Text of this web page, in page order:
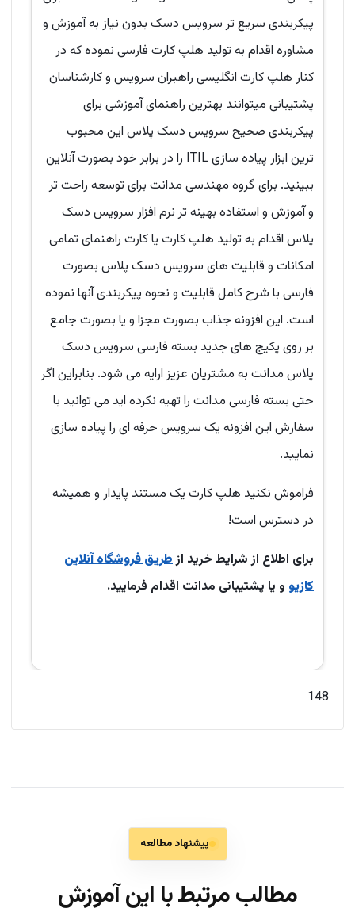
پیکربندی سریع تر سرویس دسک بدون نیاز به آموزش و
مشاوره اقدام به تولید هلپ کارت فارسی نموده که در
کنار هلپ کارت انگلیسی راهبران سرویس و کارشناسان
پشتیبانی میتوانند بهترین راهنمای آموزشی برای
پیکربندی صحیح سرویس دسک پلاس این محبوب
ترین ابزار پیاده سازی ITIL را در برابر خود بصورت آنلاین
ببینید. برای گروه مهندسی مدانت برای توسعه راحت تر
و آموزش و استفاده بهینه تر نرم افزار سرویس دسک
پلاس اقدام به تولید هلپ کارت یا کارت راهنمای تمامی
امکانات و قابلیت های سرویس دسک پلاس بصورت
فارسی با شرح کامل قابلیت و نحوه پیکربندی آنها نموده
است. این افزونه جذاب بصورت مجزا و یا بصورت جامع
بر روی پکیج های جدید بسته فارسی سرویس دسک
پلاس مدانت به مشتریان عزیز ارایه می شود. بنابراین اگر
حتی بسته فارسی مدانت را تهیه نکرده اید می توانید با
سفارش این افزونه یک سرویس حرفه ای را پیاده سازی
نمایید.
فراموش نکنید هلپ کارت یک مستند پایدار و همیشه
در دسترس است!
برای اطلاع از شرایط خرید ازطریق فروشگاه آنلاین
کازیو و یا پشتیبانی مدانت اقدام فرمایید.
148
پیشنهاد مطالعه
مطالب مرتبط با این آموزش